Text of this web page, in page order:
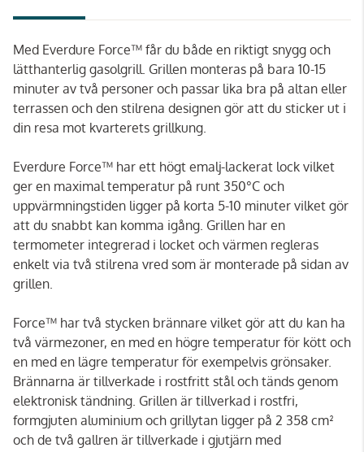
Med Everdure Force™ får du både en riktigt snygg och
lätthanterlig gasolgrill. Grillen monteras på bara 10-15
minuter av två personer och passar lika bra på altan eller
terrassen och den stilrena designen gör att du sticker ut i
din resa mot kvarterets grillkung.
Everdure Force™ har ett högt emalj-lackerat lock vilket
ger en maximal temperatur på runt 350°C och
uppvärmningstiden ligger på korta 5-10 minuter vilket gör
att du snabbt kan komma igång. Grillen har en
termometer integrerad i locket och värmen regleras
enkelt via två stilrena vred som är monterade på sidan av
grillen.
Force™ har två stycken brännare vilket gör att du kan ha
två värmezoner, en med en högre temperatur för kött och
en med en lägre temperatur för exempelvis grönsaker.
Brännarna är tillverkade i rostfritt stål och tänds genom
elektronisk tändning. Grillen är tillverkad i rostfri,
formgjuten aluminium och grillytan ligger på 2 358 cm²
och de två gallren är tillverkade i gjutjärn med